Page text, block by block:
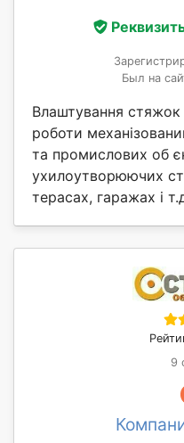
Был на
Влаштування стяжок
роботи
та промислових об
ухилоутворюючих
терасах, гаражах і
9